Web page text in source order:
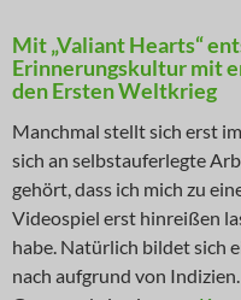
Mit „Valiant Hearts“
Erinnerungskultur mit
den Ersten Weltkrieg
Manchmal stellt sich erst
sich an selbstauferlegte
gehört, dass ich mich zu
Videospiel erst hinreißen
habe. Natürlich bildet sich
nach aufgrund von